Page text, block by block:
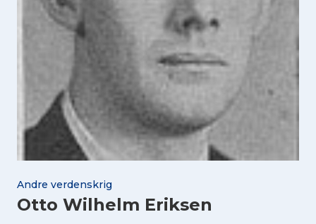
Andre verdenskrig
Otto Wilhelm Eriksen